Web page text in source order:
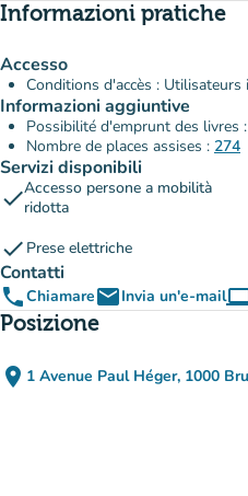
Informazioni pratiche
Accesso
Conditions d'accès : Utilisateurs
Informazioni aggiuntive
Possibilité d'emprunt des livres
Nombre de places assises : 274
Servizi disponibili
checkAccesso persone a mobilità
ridotta
check Prese elettriche
Contatti
phoneChiamareemailInvia un'e-mail
Posizione
place 1 Avenue Paul Héger, 1000
(apri in
(nuova